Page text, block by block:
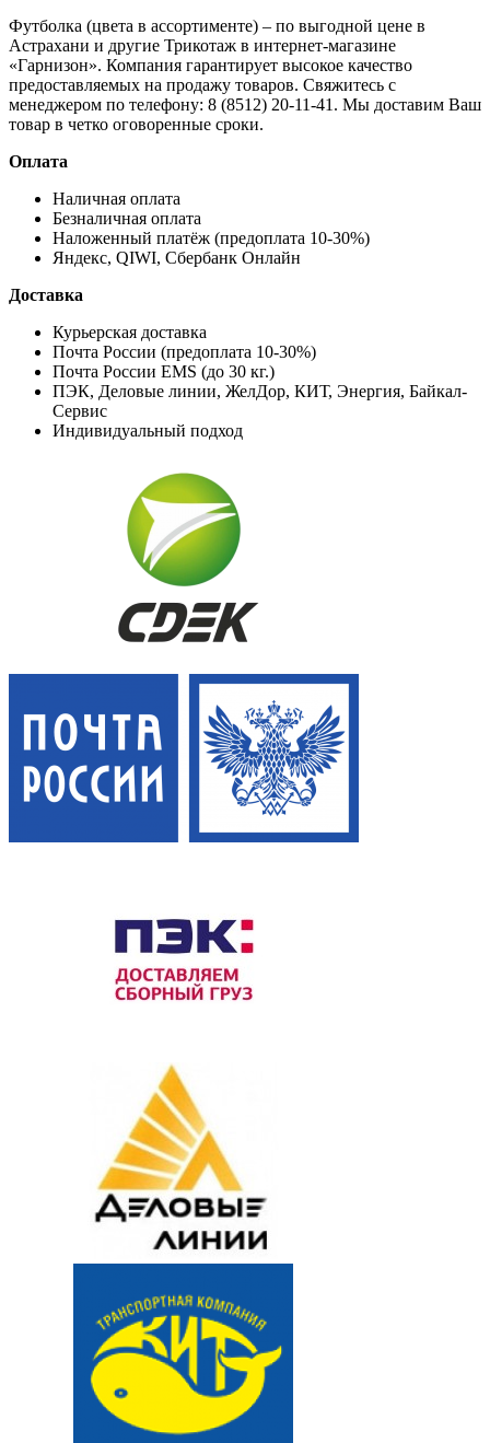
Футболка (цвета в ассортименте) – по выгодной цене в
Астрахани и другие Трикотаж в интернет-магазине
«Гарнизон». Компания гарантирует высокое качество
предоставляемых на продажу товаров. Свяжитесь с
менеджером по телефону: 8 (8512) 20-11-41. Мы доставим Ваш
товар в четко оговоренные сроки.
Оплата
Наличная оплата
Безналичная оплата
Наложенный платёж (предоплата 10-30%)
Яндекс, QIWI, Сбербанк Онлайн
Доставка
Курьерская доставка
Почта России (предоплата 10-30%)
Почта России EMS (до 30 кг.)
ПЭК, Деловые линии, ЖелДор, КИТ, Энергия, Байкал-
Сервис
Индивидуальный подход